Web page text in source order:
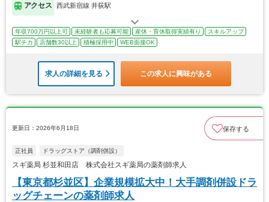
アクセス 西武新宿線 井荻駅
年収700万円以上可 未経験者も応募可能 産休・育休取得実績有り
スキルアップ
駅チカ
店舗数30以上 積極採用中 WEB面接OK
求人の詳細を見る この求人に興味がある
更新日：2026年6月18日 保存する
正社員 ドラッグストア（調剤併設）
スギ薬局 杉並和田店 株式会社スギ薬局の薬剤師求人
【東京都杉並区】企業規模拡大中！大手調剤併設ドラ
ッグチェーンの薬剤師求人